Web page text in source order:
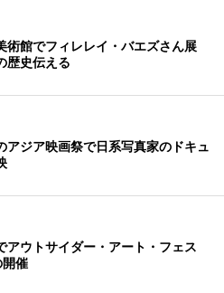
術館でフィレレイ・バエズさん展
歴史伝える
アジア映画祭で日系写真家のドキュ
アウトサイダー・アート・フェス
催